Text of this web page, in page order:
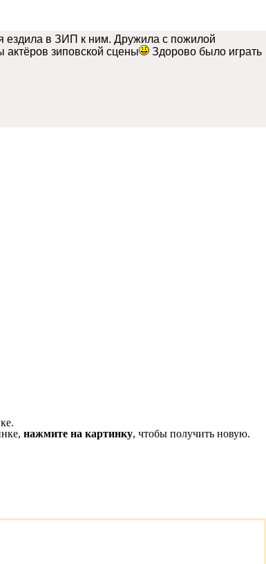
ездила в ЗИП к ним. Дружила с пожилой
зиповской сцены
Здорово было играть
нажмите на картинку, чтобы получить новую.